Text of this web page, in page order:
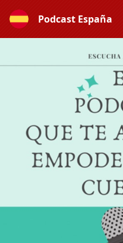
Podcast España